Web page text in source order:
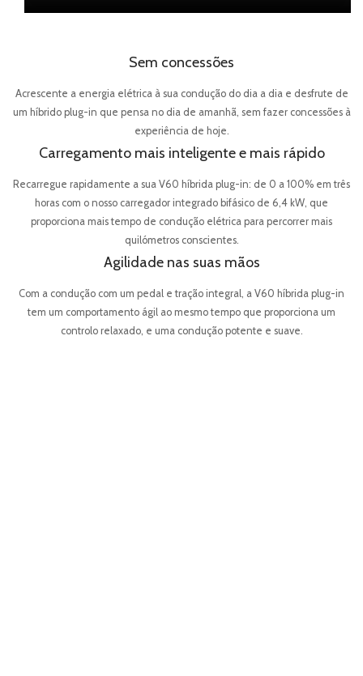
Sem concessões
Acrescente a energia elétrica à sua condução do dia a dia e desfrute de
um híbrido plug-in que pensa no dia de amanhã, sem fazer concessões à
experiência de hoje.
Carregamento mais inteligente e mais rápido
Recarregue rapidamente a sua V60 híbrida plug-in: de 0 a 100% em três
horas com o nosso carregador integrado bifásico de 6,4 kW, que
proporciona mais tempo de condução elétrica para percorrer mais
quilómetros conscientes.
Agilidade nas suas mãos
Com a condução com um pedal e tração integral, a V60 híbrida plug-in
tem um comportamento ágil ao mesmo tempo que proporciona um
controlo relaxado, e uma condução potente e suave.